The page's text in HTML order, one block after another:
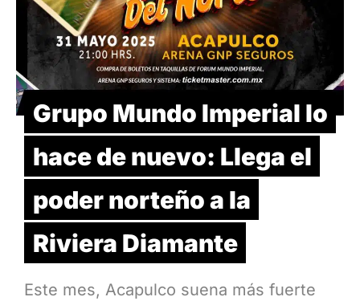
Grupo Mundo Imperial lo
hace de nuevo: Llega el
poder norteño a la
Riviera Diamante
Este mes, Acapulco suena más fuerte